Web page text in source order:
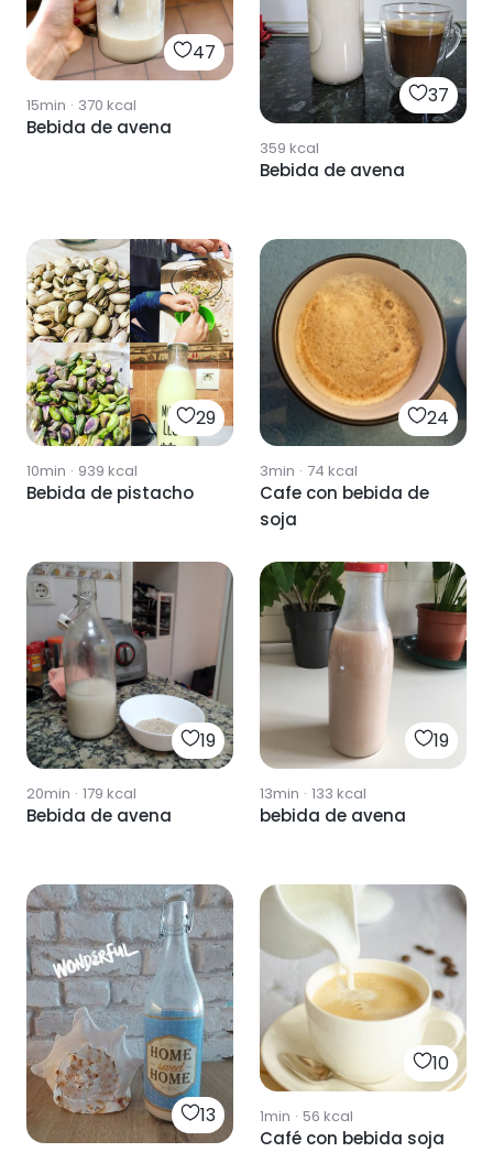
47
15min · 370 kcal
Bebida de avena
37
359 kcal
Bebida de avena
29
10min · 939 kcal
Bebida de pistacho
24
3min · 74 kcal
Cafe con bebida de
soja
19
20min · 179 kcal
Bebida de avena
19
13min · 133 kcal
bebida de avena
13
10
1min · 56 kcal
Café con bebida soja